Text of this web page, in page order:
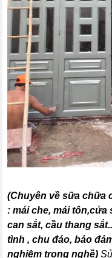
(Chuyên về sữa chữa
: mái che, mái tôn,cửa
can sắt, cầu thang sắt
tình , chu đáo, bảo
nghiệm trong nghề)